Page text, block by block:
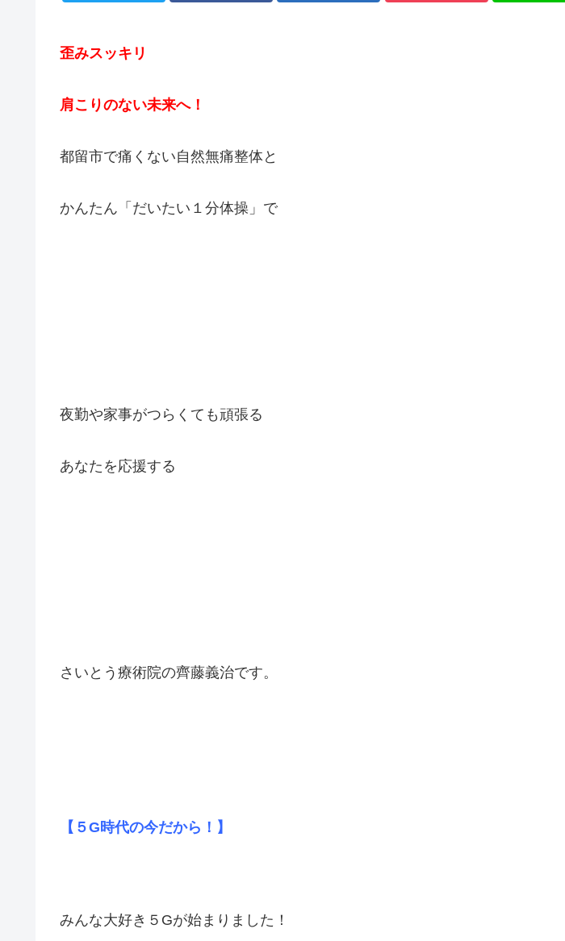
歪みスッキリ
肩こりのない未来へ！
都留市で痛くない自然無痛整体と
かんたん「だいたい１分体操」で
夜勤や家事がつらくても頑張る
あなたを応援する
さいとう療術院の齊藤義治です。
【５G時代の今だから！】
みんな大好き５Gが始まりました！